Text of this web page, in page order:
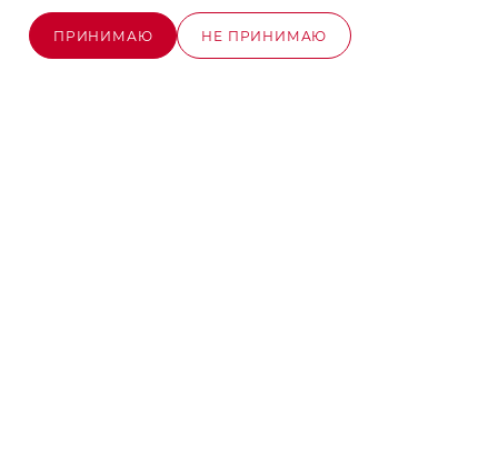
В КОРЗИНУ
г. Москва, Варшавское ш, вл. 248,
ПРИНИМАЮ НЕ ПРИНИМАЮ